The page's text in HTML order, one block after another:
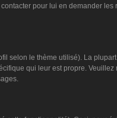
pour lui en demander
selon le thème utilisé). La
qui leur est propre.